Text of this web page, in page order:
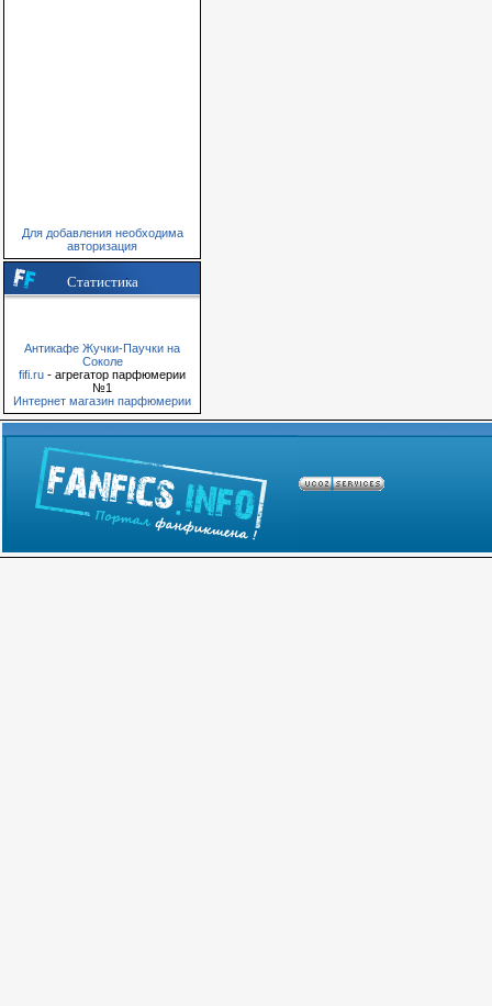
Для добавления необходима
авторизация
Статистика
Антикафе Жучки-Паучки на
Соколе
fifi.ru - агрегатор парфюмерии
№1
Интернет магазин парфюмерии